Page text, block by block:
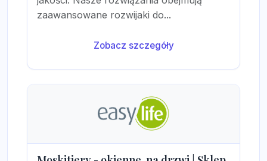
zaawansowane rozwijaki do...
Zobacz szczegóły